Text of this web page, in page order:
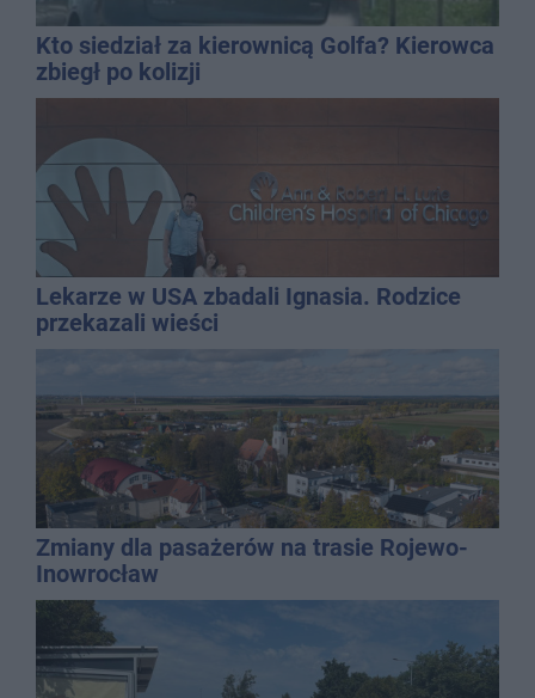
Kto siedział za kierownicą Golfa? Kierowca
zbiegł po kolizji
Lekarze w USA zbadali Ignasia. Rodzice
przekazali wieści
Zmiany dla pasażerów na trasie Rojewo-
Inowrocław